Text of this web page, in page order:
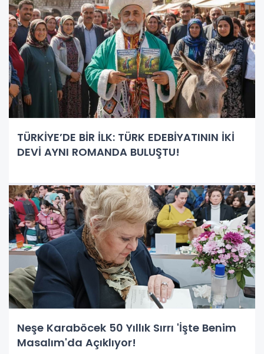
TÜRKİYE’DE BİR İLK: TÜRK EDEBİYATININ İKİ
DEVİ AYNI ROMANDA BULUŞTU!
Neşe Karaböcek 50 Yıllık Sırrı 'İşte Benim
Masalım'da Açıklıyor!